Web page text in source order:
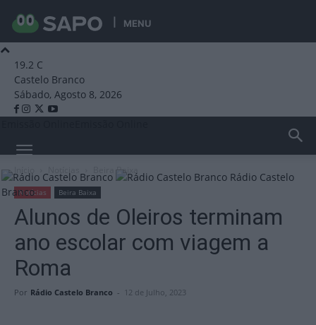
MENU
19.2 C
Castelo Branco
Sábado, Agosto 8, 2026
Rádio Castelo
Branco
Beira Baixa
Notícias Beira Baixa
Alunos de Oleiros terminam
ano escolar com viagem a
Roma
Por Rádio Castelo Branco - 12 de Julho, 2023